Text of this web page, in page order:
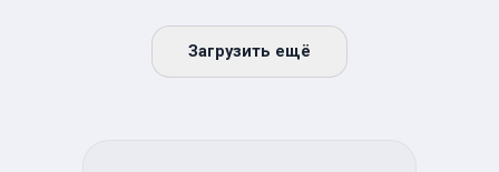
Загрузить ещё